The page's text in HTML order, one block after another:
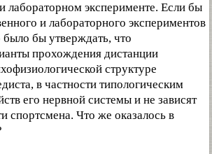
лабораторном эксперименте. Если бы
и лабораторного экспериментов
бы утверждать, что
прохождения дистанции
структуре
в частности типологическим
его нервной системы и не зависят
спортсмена. Что же оказалось в